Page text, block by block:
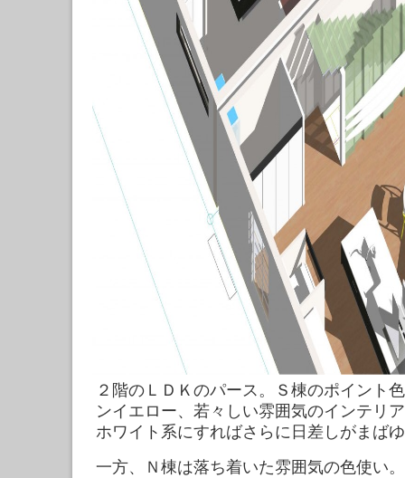
２階のＬＤＫのパース。Ｓ棟のポイント
ンイエロー、若々しい雰囲気のインテリ
ホワイト系にすればさらに日差しがまば
一方、Ｎ棟は落ち着いた雰囲気の色使い